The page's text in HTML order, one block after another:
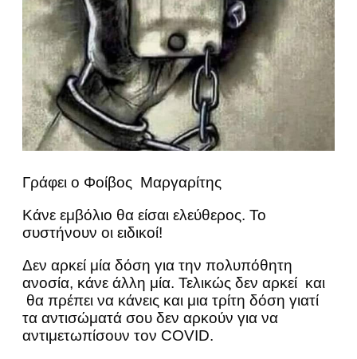
Γράφει ο Φοίβος Μαργαρίτης
Κάνε εμβόλιο θα είσαι ελεύθερος. Το
συστήνουν οι ειδικοί!
Δεν αρκεί μία δόση για την πολυπόθητη
ανοσία, κάνε άλλη μία. Τελικώς δεν αρκεί και
θα πρέπει να κάνεις και μια τρίτη δόση γιατί
τα αντισώματά σου δεν αρκούν για να
αντιμετωπίσουν τον COVID.